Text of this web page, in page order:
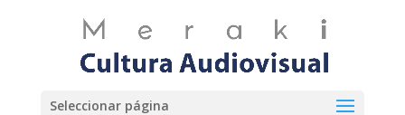
Seleccionar página